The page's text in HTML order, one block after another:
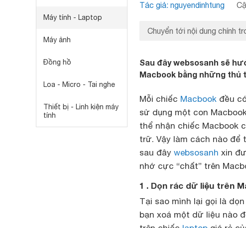
Máy tính - Laptop
Máy ảnh
Đồng hồ
Loa - Micro - Tai nghe
Thiết bị - Linh kiện máy
tính
Tác giả: nguyendinhtung
Chuyển tới nội dung chính
Sau đây websosanh sẽ
Macbook bằng những thủ
Mỗi chiếc Macbook đều
sử dụng một con
thể nhận chiếc Macbook
trữ. Vậy làm cách nào để
sau đây websosanh xin
nhớ cực “chất” trên
1 . Dọn rác dữ liệu trên
Tại sao mình lại gọi là
bạn xoá một dữ liệu nào